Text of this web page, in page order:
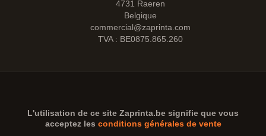
4731 Raeren
Belgique
commercial@zaprinta.com
TVA : BE0875.865.260
L'utilisation de ce site Zaprinta.be signifie que vous
acceptez les conditions générales de vente